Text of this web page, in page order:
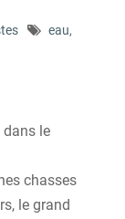
eau,
dans le
chasses
le grand